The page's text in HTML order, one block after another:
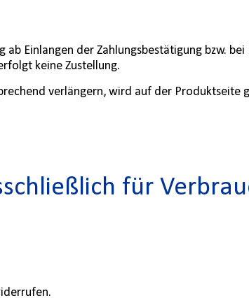
Einlangen der Zahlungsbestätigung bzw.
keine Zustellung.
verlängern, wird auf der Produktseite
für